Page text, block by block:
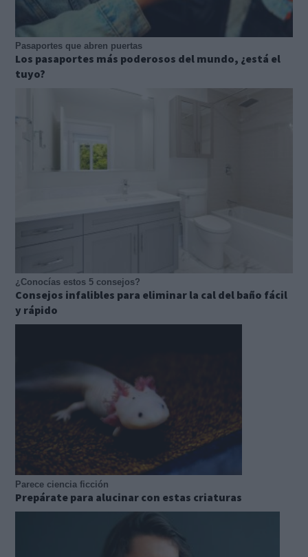
Pasaportes que abren puertas
Los pasaportes más poderosos del mundo, ¿está el
tuyo?
¿Conocías estos 5 consejos?
Consejos infalibles para eliminar la cal del baño fácil
y rápido
Parece ciencia ficción
Prepárate para alucinar con estas criaturas